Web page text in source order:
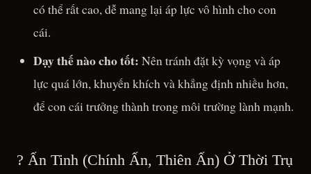
có thể rất cao, dễ mang lại áp lực vô hình cho con
cái.
Dạy thế nào cho tốt: Nên tránh đặt kỳ vọng và áp
lực quá lớn, khuyến khích và khẳng định nhiều hơn,
để con cái trưởng thành trong môi trường lành mạnh.
? Ấn Tinh (Chính Ấn, Thiên Ấn) Ở Thời Trụ